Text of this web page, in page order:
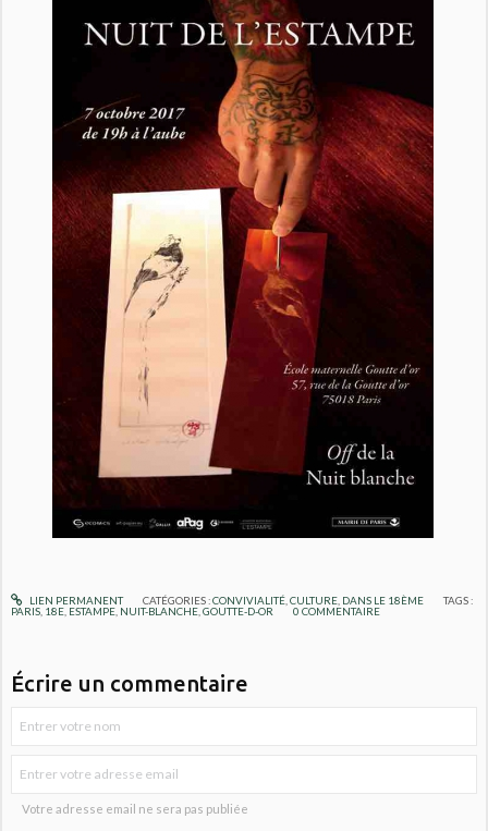
LIEN PERMANENT CATÉGORIES :CONVIVIALITÉ, CULTURE, DANS LE 18ÈME
TAGS :
PARIS 18E ESTAMPE NUIT-BLANCHE ,GOUTTE-D-OR 0 COMMENTAIRE
Écrire un commentaire
Votre adresse email ne sera pas publiée